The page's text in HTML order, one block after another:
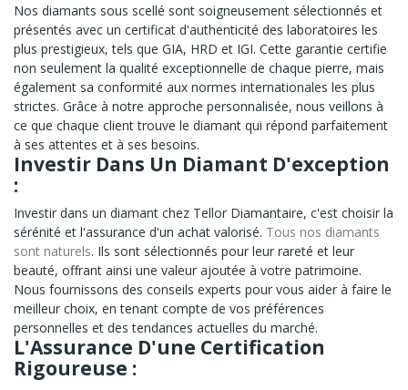
Nos diamants sous scellé sont soigneusement sélectionnés et
présentés avec un certificat d'authenticité des laboratoires les
plus prestigieux, tels que GIA, HRD et IGI. Cette garantie certifie
non seulement la qualité exceptionnelle de chaque pierre, mais
également sa conformité aux normes internationales les plus
strictes. Grâce à notre approche personnalisée, nous veillons à
ce que chaque client trouve le diamant qui répond parfaitement
à ses attentes et à ses besoins.
Investir Dans Un Diamant D'exception
:
Investir dans un diamant chez Tellor Diamantaire, c'est choisir la
sérénité et l'assurance d'un achat valorisé. Tous nos diamants
sont naturels. Ils sont sélectionnés pour leur rareté et leur
beauté, offrant ainsi une valeur ajoutée à votre patrimoine.
Nous fournissons des conseils experts pour vous aider à faire le
meilleur choix, en tenant compte de vos préférences
personnelles et des tendances actuelles du marché.
L'Assurance D'une Certification
Rigoureuse :